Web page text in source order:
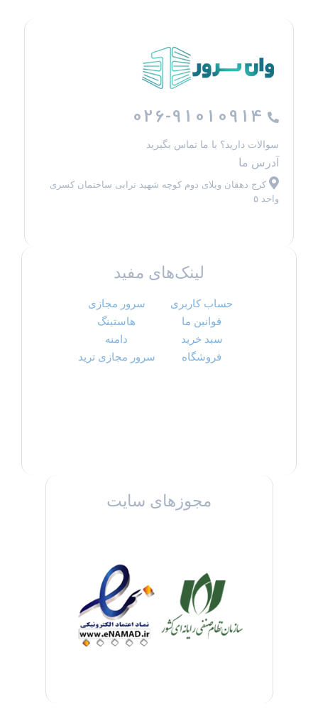
026-91010914
سوالات دارید؟ با ما تماس بگیرید
آدرس ما
کرج دهقان ویلای دوم کوچه شهید ترابی ساختمان کسری
واحد ۵
لینک‌های مفید
حساب کاربری
قوانین ما
سبد خرید
فروشگاه
سرور مجازی
هاستینگ
دامنه
سرور مجازی ترید
مجوزهای سایت